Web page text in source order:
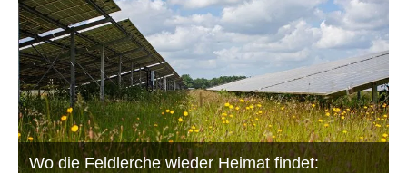
Wo die Feldlerche wieder Heimat findet: